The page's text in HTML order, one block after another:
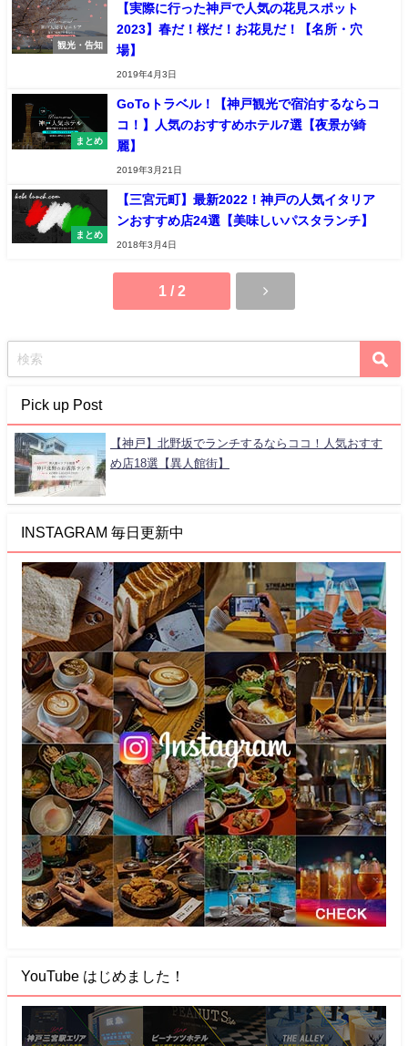
観光・告知
【実際に行った神戸で人気の花見スポット
2023】春だ！桜だ！お花見だ！【名所・穴
場】
2019年4月3日
まとめ
GoToトラベル！【神戸観光で宿泊するならコ
コ！】人気のおすすめホテル7選【夜景が綺
麗】
2019年3月21日
まとめ
【三宮元町】最新2022！神戸の人気イタリア
ンおすすめ店24選【美味しいパスタランチ】
2018年3月4日
1 / 2
Pick up Post
【神戸】北野坂でランチするならココ！人気おすす
め店18選【異人館街】
INSTAGRAM 毎日更新中
YouTube はじめました！